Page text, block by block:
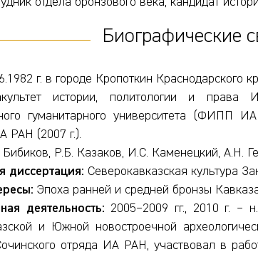
Биографические
г. в городе Кропоткин Краснодарского
истории, политологии и права
гуманитарного университета (ФИПП
РАН (2007 г.).
Р.Б. Казаков, И.С. Каменецкий, А.Н.
диссертация: Северокавказская культура
Эпоха ранней и средней бронзы
деятельность: 2005–2009 гг., 2010 г. –
и Южной новостроечной
отряда ИА РАН, участвовал в